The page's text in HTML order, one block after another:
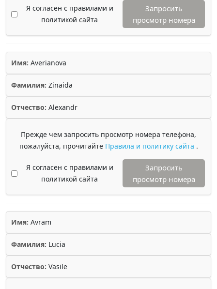
Я согласен с правилами и
политикой сайта
Запросить
просмотр номера
Имя: Averianova
Фамилия: Zinaida
Отчество: Alexandr
Прежде чем запросить просмотр номера телефона,
пожалуйста, прочитайте Правила и политику сайта .
Я согласен с правилами и
политикой сайта
Запросить
просмотр номера
Имя: Avram
Фамилия: Lucia
Отчество: Vasile